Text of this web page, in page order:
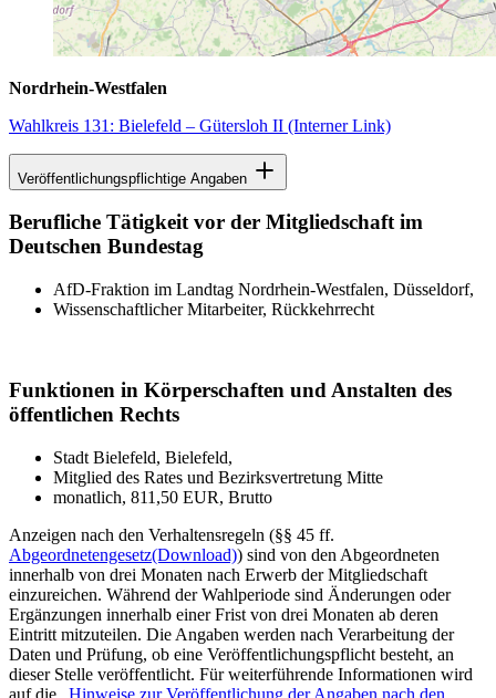
Nordrhein-Westfalen
Wahlkreis 131: Bielefeld – Gütersloh II (Interner Link)
Veröffentlichungspflichtige Angaben
Berufliche Tätigkeit vor der Mitgliedschaft im
Deutschen Bundestag
AfD-Fraktion im Landtag Nordrhein-Westfalen, Düsseldorf,
Wissenschaftlicher Mitarbeiter, Rückkehrrecht
Funktionen in Körperschaften und Anstalten des
öffentlichen Rechts
Stadt Bielefeld, Bielefeld,
Mitglied des Rates und Bezirksvertretung Mitte
monatlich, 811,50 EUR, Brutto
Anzeigen nach den Verhaltensregeln (§§ 45 ff.
Abgeordnetengesetz(Download)) sind von den Abgeordneten
innerhalb von drei Monaten nach Erwerb der Mitgliedschaft
einzureichen. Während der Wahlperiode sind Änderungen oder
Ergänzungen innerhalb einer Frist von drei Monaten ab deren
Eintritt mitzuteilen. Die Angaben werden nach Verarbeitung der
Daten und Prüfung, ob eine Veröffentlichungspflicht besteht, an
dieser Stelle veröffentlicht. Für weiterführende Informationen wird
auf die
„Hinweise zur Veröffentlichung der Angaben nach den